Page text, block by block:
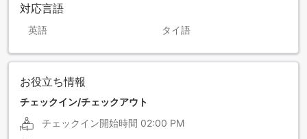
対応言語
英語 タイ語
お役立ち情報
チェックイン/チェックアウト
チェックイン開始時間 02:00 PM